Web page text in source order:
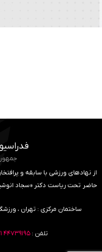
از نهادهای ورزشی با سابقه و
حاضر تحت ریاست دکتر «سجاد
ساختمان مرکزی : تهران ،
تلفن :۴۴۷۳۹۱۹۵ ۰۲۱